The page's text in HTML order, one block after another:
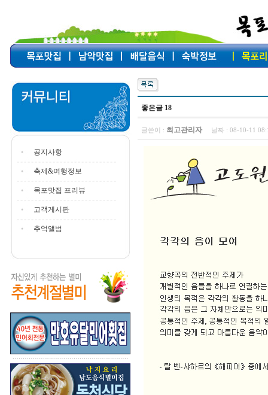
공지사항
축제&여행정보
목포맛집 프리뷰
고객게시판
추억앨범
좋은글 18
글쓴이 : 최고관리자 날짜 : 08-10-11